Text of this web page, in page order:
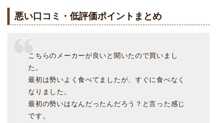
悪い口コミ・低評価ポイントまとめ
こちらのメーカーが良いと聞いたので買いまし
た。
最初は勢いよく食べてましたが、すぐに食べなく
なりました。
最初の勢いはなんだったんだろう？と言った感じ
です。